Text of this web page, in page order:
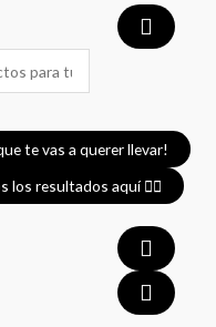
te vas a querer llevar!
los resultados aquí 👈🏼